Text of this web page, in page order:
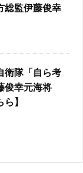
監伊藤俊幸
衛隊「自ら考
俊幸元海将
】